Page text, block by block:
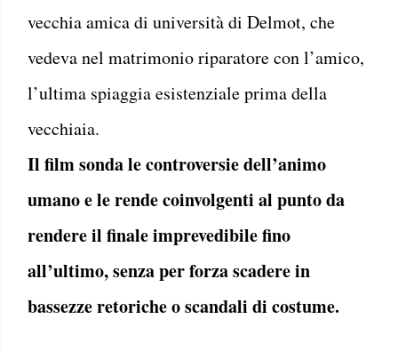
vecchia amica di università di Delmot, che
vedeva nel matrimonio riparatore con l’amico,
l’ultima spiaggia esistenziale prima della
vecchiaia.
Il film sonda le controversie dell’animo
umano e le rende coinvolgenti al punto da
rendere il finale imprevedibile fino
all’ultimo, senza per forza scadere in
bassezze retoriche o scandali di costume.